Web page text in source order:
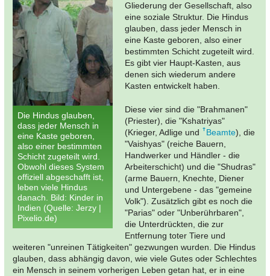
Die Hindus glauben,
dass jeder Mensch in
eine Kaste geboren,
also einer bestimmten
Schicht zugeteilt wird.
Obwohl dieses System
offiziell abgeschafft ist,
leben viele Hindus
danach. Bild: Kinder in
Indien (Quelle: Jerzy |
Pixelio.de)
Gliederung der Gesellschaft, also
eine soziale Struktur. Die Hindus
glauben, dass jeder Mensch in
eine Kaste geboren, also einer
bestimmten Schicht zugeteilt wird.
Es gibt vier Haupt-Kasten, aus
denen sich wiederum andere
Kasten entwickelt haben.
Diese vier sind die "Brahmanen"
(Priester), die "Kshatriyas"
(Krieger, Adlige und
Beamte), die
"Vaishyas" (reiche Bauern,
Handwerker und Händler - die
Arbeiterschicht) und die "Shudras"
(arme Bauern, Knechte, Diener
und Untergebene - das "gemeine
Volk"). Zusätzlich gibt es noch die
"Parias" oder "Unberührbaren",
die Unterdrückten, die zur
Entfernung toter Tiere und
weiteren "unreinen Tätigkeiten" gezwungen wurden. Die Hindus
glauben, dass abhängig davon, wie viele Gutes oder Schlechtes
ein Mensch in seinem vorherigen Leben getan hat, er in eine